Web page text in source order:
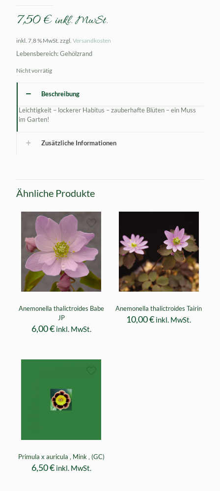
7,50€ inkl. MwSt.
inkl. 7,8 % MwSt. zzgl. Versandkosten
Lebensbereich: Gehölzrand
Nicht vorrätig
Beschreibung
Leichtigkeit – lockerer Habitus – zauberhafte Blüten – ein Muss
im Garten!
Zusätzliche Informationen
Ähnliche Produkte
Anemonella thalictroides Babe
JP
6,00€ inkl. MwSt.
Anemonella thalictroides Tairin
10,00€ inkl. MwSt.
Primula x auricula ‚ Mink ‚ (GC)
6,50€ inkl. MwSt.